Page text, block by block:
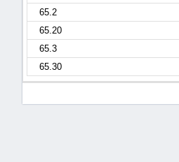
65.2
65.20
65.3
65.30